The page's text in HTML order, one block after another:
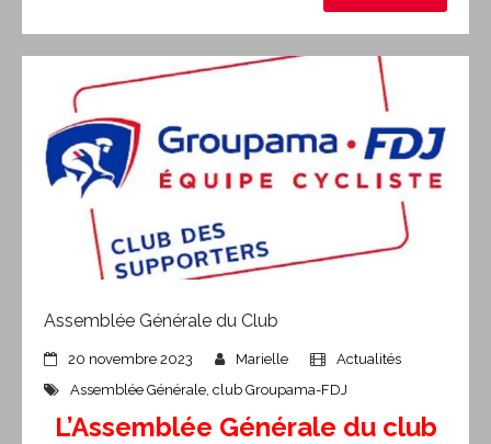
Assemblée Générale du Club
20 novembre 2023 Marielle
Actualités
Assemblée Générale club Groupama-FDJ
L’Assemblée Générale du club